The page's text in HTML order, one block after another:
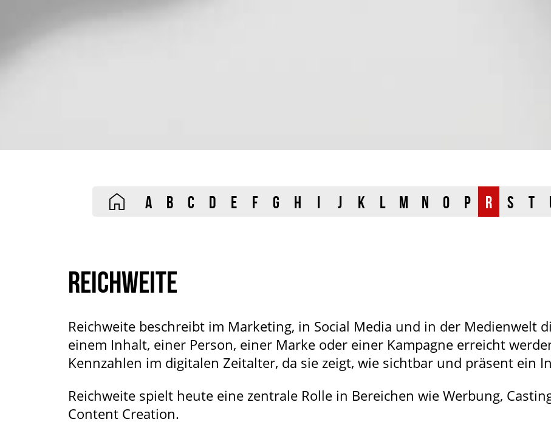
A B C D E F G H I J K L M N O P R S T
REICHWEITE
Reichweite beschreibt im Marketing, in Social Media und in der Medienwelt
einem Inhalt, einer Person, einer Marke oder einer Kampagne erreicht
Kennzahlen im digitalen Zeitalter, da sie zeigt, wie sichtbar und präsent ein
Reichweite spielt heute eine zentrale Rolle in Bereichen wie Werbung,
Content Creation.